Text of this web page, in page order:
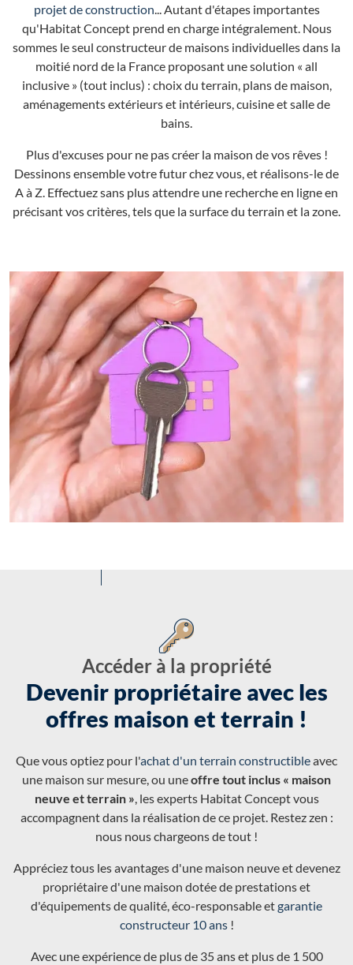
projet de construction... Autant d'étapes importantes
qu'Habitat Concept prend en charge intégralement. Nous
sommes le seul constructeur de maisons individuelles dans la
moitié nord de la France proposant une solution « all
inclusive » (tout inclus) : choix du terrain, plans de maison,
aménagements extérieurs et intérieurs, cuisine et salle de
bains.
Plus d'excuses pour ne pas créer la maison de vos rêves !
Dessinons ensemble votre futur chez vous, et réalisons-le de
A à Z. Effectuez sans plus attendre une recherche en ligne en
précisant vos critères, tels que la surface du terrain et la zone.
Accéder à la propriété
Devenir propriétaire avec les
offres maison et terrain !
Que vous optiez pour l'achat d'un terrain constructibleavec
une maison sur mesure, ou uneoffre tout inclus « maison
neuve et terrain », les experts Habitat Concept vous
accompagnent dans la réalisation de ce projet. Restez zen :
nous nous chargeons de tout !
Appréciez tous les avantages d'une maison neuve et devenez
propriétaire d'une maison dotée de prestations et
d'équipements de qualité, éco-responsable etgarantie
constructeur 10 ans!
Avec une expérience de plus de 35 ans et plus de 1 500